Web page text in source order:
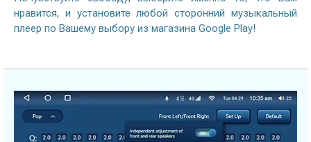
нравится, и установите любой сторонний музыкальный
плеер по Вашему выбору из магазина Google Play!